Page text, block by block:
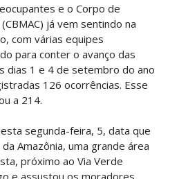
e o Corpo de
já vem sentindo na
com várias equipes
para conter o avanço das
dias 1 e 4 de setembro do ano
126 ocorrências. Esse
a 214.
segunda-feira, 5, data que
Amazônia, uma grande área
próximo ao Via Verde
e assustou os moradores.